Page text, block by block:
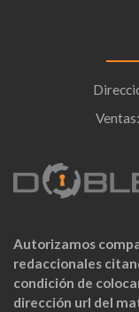
Ventas:
Autorizamos
redaccionales
condición de
dirección url del